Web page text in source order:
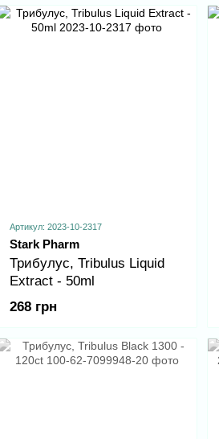
Артикул: 2023-10-2317
Stark Pharm
Трибулус, Tribulus Liquid
Extract - 50ml
268 грн